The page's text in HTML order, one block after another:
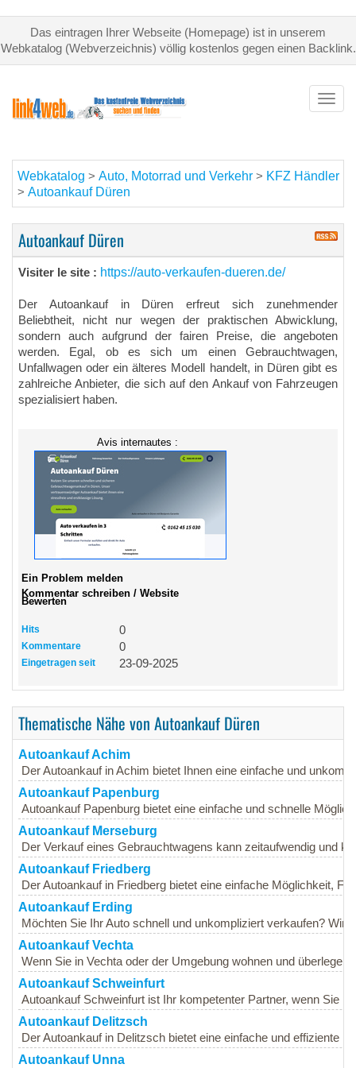
Das eintragen Ihrer Webseite (Homepage) ist in unserem
Webkatalog (Webverzeichnis) völlig kostenlos gegen einen Backlink.
Webkatalog > Auto, Motorrad und Verkehr > KFZ Händler
> Autoankauf Düren
Autoankauf Düren
Visiter le site : https://auto-verkaufen-dueren.de/
Der Autoankauf in Düren erfreut sich zunehmender
Beliebtheit, nicht nur wegen der praktischen Abwicklung,
sondern auch aufgrund der fairen Preise, die angeboten
werden. Egal, ob es sich um einen Gebrauchtwagen,
Unfallwagen oder ein älteres Modell handelt, in Düren gibt es
zahlreiche Anbieter, die sich auf den Ankauf von Fahrzeugen
spezialisiert haben.
Avis internautes :
Ein Problem melden
Kommentar schreiben / Website
Bewerten
Hits 0
Kommentare 0
Eingetragen seit 23-09-2025
Thematische Nähe von Autoankauf Düren
Autoankauf Achim
Der Autoankauf in Achim bietet Ihnen eine einfache und
Autoankauf Papenburg
Autoankauf Papenburg bietet eine einfache und schnelle
Autoankauf Merseburg
Der Verkauf eines Gebrauchtwagens kann zeitaufwendig und
Autoankauf Friedberg
Der Autoankauf in Friedberg bietet eine einfache Möglichkeit,
Autoankauf Erding
Möchten Sie Ihr Auto schnell und unkompliziert verkaufen? Wir
Autoankauf Vechta
Wenn Sie in Vechta oder der Umgebung wohnen und
Autoankauf Schweinfurt
Autoankauf Schweinfurt ist Ihr kompetenter Partner, wenn Sie
Autoankauf Delitzsch
Der Autoankauf in Delitzsch bietet eine einfache und effiziente
Autoankauf Unna